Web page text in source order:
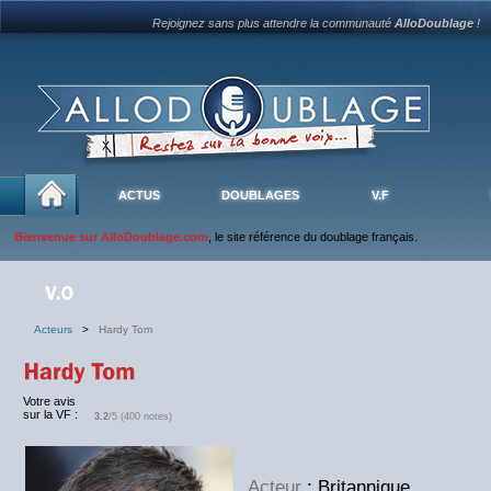
Rejoignez sans plus attendre la communautéAlloDoublage !
ACTUS DOUBLAGES V.F
Bienvenue sur AlloDoublage.com , le site référence du doublage français.
Acteurs > Hardy Tom
Votre avis
sur la VF :
3.2/5 (400 notes)